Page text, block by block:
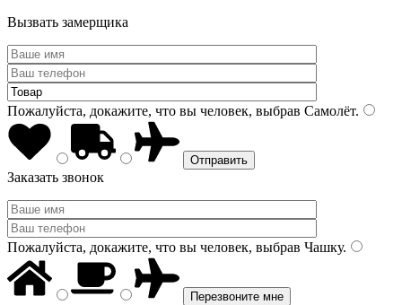
Вызвать замерщика
Пожалуйста, докажите, что вы человек, выбрав Самолёт.
Заказать звонок
Пожалуйста, докажите, что вы человек, выбрав Чашку.